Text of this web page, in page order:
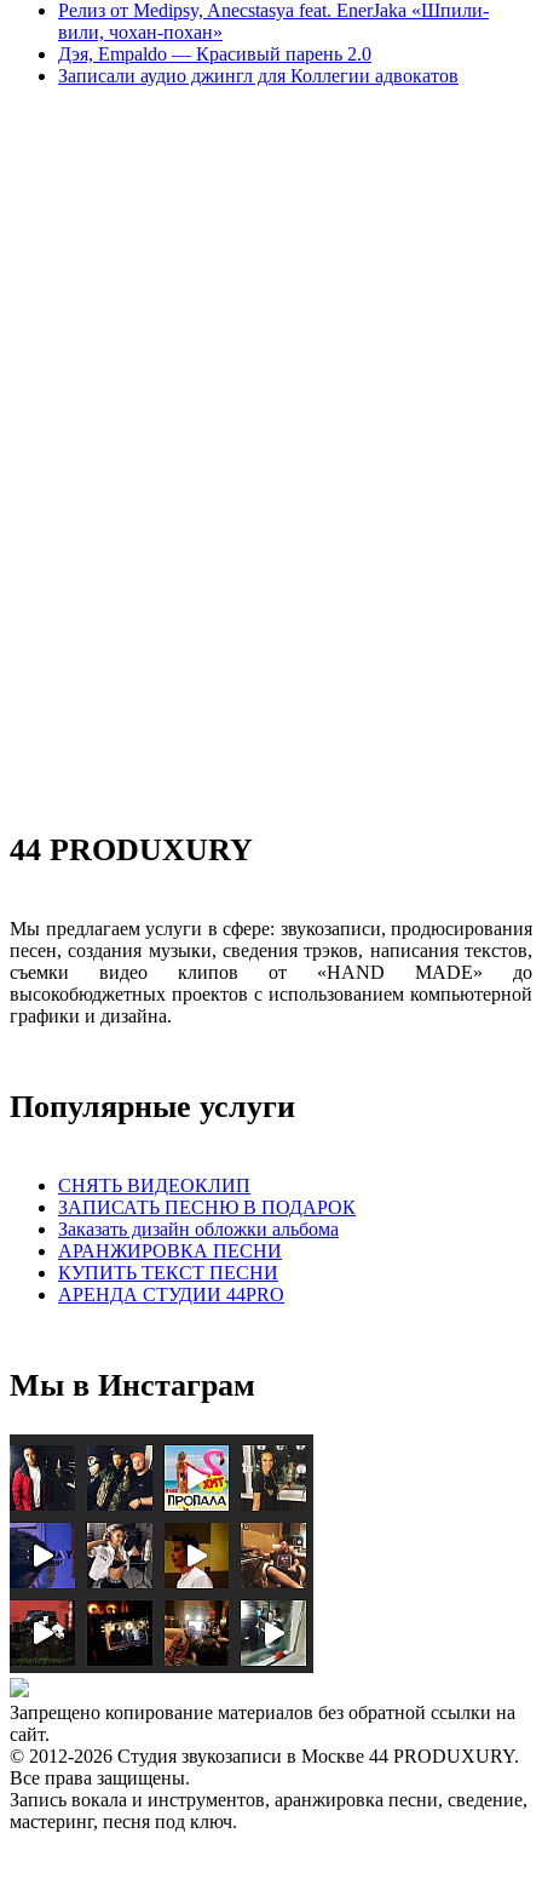
Релиз от Medipsy, Anecstasya feat. EnerJaka «Шпили-
вили, чохан-похан»
Дэя, Empaldo — Красивый парень 2.0
Записали аудио джингл для Коллегии адвокатов
44 PRODUXURY
Мы предлагаем услуги в сфере: звукозаписи, продюсирования
песен, создания музыки, сведения трэков, написания текстов,
съемки видео клипов от «HAND MADE» до
высокобюджетных проектов с использованием компьютерной
графики и дизайна.
Популярные услуги
СНЯТЬ ВИДЕОКЛИП
ЗАПИСАТЬ ПЕСНЮ В ПОДАРОК
Заказать дизайн обложки альбома
АРАНЖИРОВКА ПЕСНИ
КУПИТЬ ТЕКСТ ПЕСНИ
АРЕНДА СТУДИИ 44PRO
Мы в Инстаграм
Запрещено копирование материалов без обратной ссылки на
сайт.
© 2012-2026 Студия звукозаписи в Москве 44 PRODUXURY.
Все права защищены.
Запись вокала и инструментов, аранжировка песни, сведение,
мастеринг, песня под ключ.